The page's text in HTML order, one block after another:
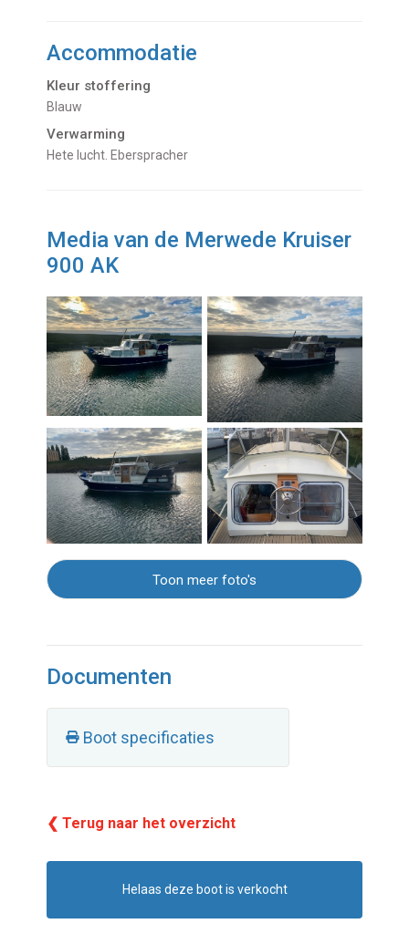
Accommodatie
Kleur stoffering
Blauw
Verwarming
hete lucht. Eberspracher
Media van de Merwede Kruiser
900 AK
Toon meer foto's
Documenten
Boot specificaties
❮ Terug naar het overzicht
Helaas deze boot is verkocht